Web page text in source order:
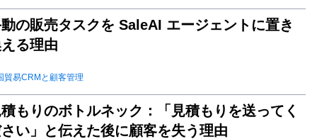
の販売タスクを SaleAI エージェントに置き
る理由
貿易CRMと顧客管理
もりのボトルネック：「見積もりを送ってく
い」と伝えた後に顧客を失う理由